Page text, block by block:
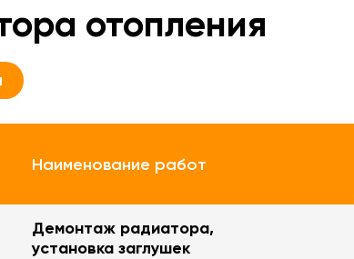
отопления
Наименование работ
Демонтаж радиатора,
установка заглушек